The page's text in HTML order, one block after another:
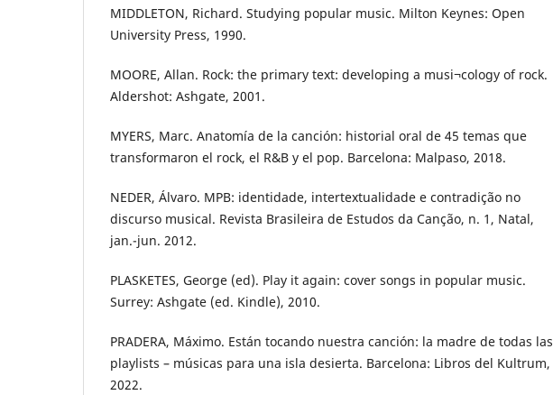
MIDDLETON, Richard. Studying popular music. Milton Keynes: Open
University Press, 1990.
MOORE, Allan. Rock: the primary text: developing a musi¬cology of rock.
Aldershot: Ashgate, 2001.
MYERS, Marc. Anatomía de la canción: historial oral de 45 temas que
transformaron el rock, el R&B y el pop. Barcelona: Malpaso, 2018.
NEDER, Álvaro. MPB: identidade, intertextualidade e contradição no
discurso musical. Revista Brasileira de Estudos da Canção, n. 1, Natal,
jan.-jun. 2012.
PLASKETES, George (ed). Play it again: cover songs in popular music.
Surrey: Ashgate (ed. Kindle), 2010.
PRADERA, Máximo. Están tocando nuestra canción: la madre de todas las
playlists – músicas para una isla desierta. Barcelona: Libros del Kultrum,
2022.